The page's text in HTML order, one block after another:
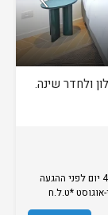
ולחדר שינה.
מבצע מיוחד למקדימים להזמין - מקדימים להזמין 45 יום לפני ההגעה
יולי-אוגוסט *ט.ל.ח